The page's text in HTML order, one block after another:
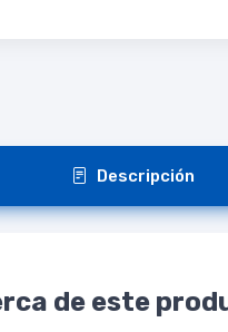
Descripción
de este